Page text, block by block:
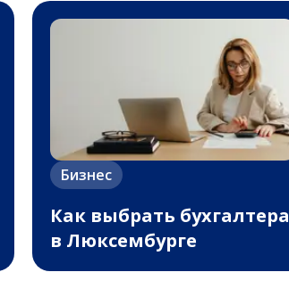
Бизнес
Как выбрать бухгалтера
в Люксембурге